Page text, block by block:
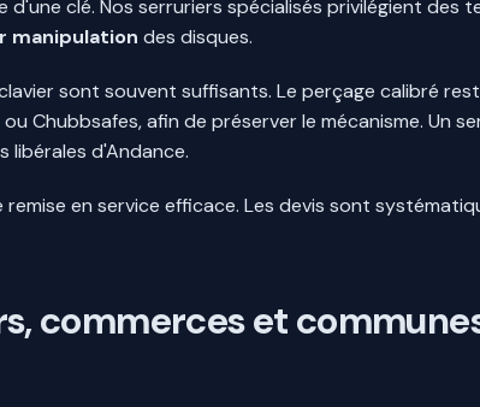
clé. Nos serruriers spécialisés privilégient des
manipulation des disques.
sont souvent suffisants. Le perçage calibré
Chubbsafes, afin de préserver le mécanisme. Un
libérales d'Andance.
en service efficace. Les devis sont
commerces et